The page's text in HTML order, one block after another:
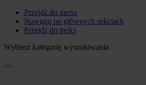
Przejdź do menu
Nawiguj po głównych sekcjach
Przejdź do treści
Wybierz kategorię wyszukiwania